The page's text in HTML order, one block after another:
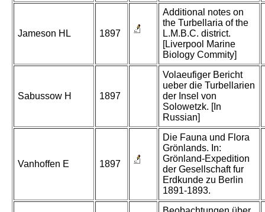
Jameson HL 1897
Additional notes on
the Turbellaria of the
L.M.B.C. district.
[Liverpool Marine
Biology Commity]
Sabussow H 1897
Volaeufiger Bericht
ueber die Turbellarien
der Insel von
Solowetzk. [In
Russian]
Vanhoffen E 1897
Die Fauna und Flora
Grönlands. In:
Grönland-Expedition
der Gesellschaft fur
Erdkunde zu Berlin
1891-1893.